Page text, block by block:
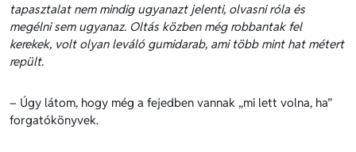
tapasztalat nem mindig ugyanazt jelenti, olvasni róla és
megélni sem ugyanaz. Oltás közben még robbantak fel
kerekek, volt olyan leváló gumidarab, ami több mint hat métert
repült.
– Úgy látom, hogy még a fejedben vannak „mi lett volna, ha”
forgatókönyvek.